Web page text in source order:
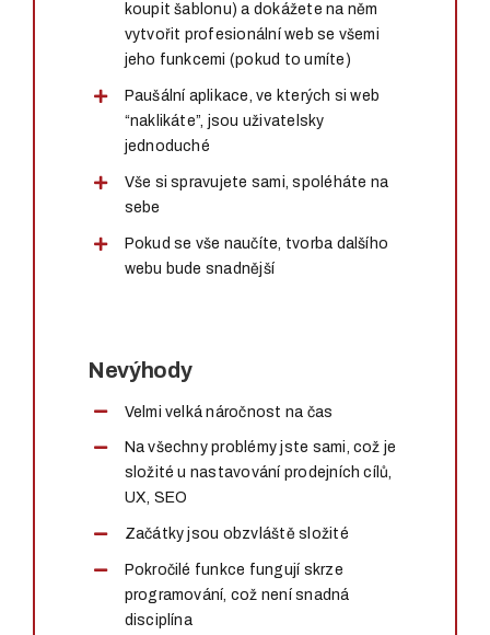
koupit šablonu) a dokážete na něm
vytvořit profesionální web se všemi
jeho funkcemi (pokud to umíte)
Paušální aplikace, ve kterých si web
“naklikáte”, jsou uživatelsky
jednoduché
Vše si spravujete sami, spoléháte na
sebe
Pokud se vše naučíte, tvorba dalšího
webu bude snadnější
Nevýhody
Velmi velká náročnost na čas
Na všechny problémy jste sami, což je
složité u nastavování prodejních cílů,
UX, SEO
Začátky jsou obzvláště složité
Pokročilé funkce fungují skrze
programování, což není snadná
disciplína